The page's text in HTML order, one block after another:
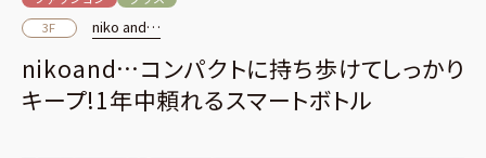
3F
niko and…
nikoand…コンパクトに持ち歩けてしっかり
キープ!1年中頼れるスマートボトル